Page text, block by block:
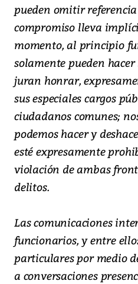
pueden omitir
compromiso lleva
momento, al principio
solamente pueden hacer
juran honrar,
sus especiales cargos
ciudadanos comunes;
podemos hacer y
esté expresamente
violación de ambas
delitos.
Las comunicaciones
funcionarios, y entre
particulares por medio
a conversaciones